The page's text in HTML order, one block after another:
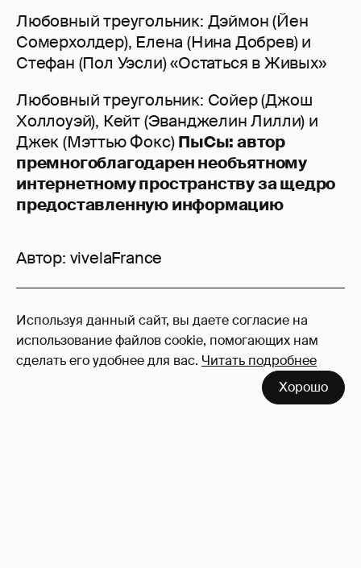
Используя данный сайт, вы даете согласие на
использование файлов cookie, помогающих нам
сделать его удобнее для вас. Читать подробнее
Хорошо
Любовный треугольник: Дэймон (Йен
Сомерхолдер), Елена (Нина Добрев) и
Стефан (Пол Уэсли) «Остаться в Живых»
Любовный треугольник: Сойер (Джош
Холлоуэй), Кейт (Эванджелин Лилли) и
Джек (Мэттью Фокс)ПыСы: автор
премногоблагодарен необъятному
интернетному пространству за щедро
предоставленную информацию
Автор: vivelaFrance
22
Войдите в аккаунт, чтобы читать и
оставлять комментарии